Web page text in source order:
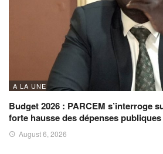
A LA UNE
Budget 2026 : PARCEM s’interroge
forte hausse des dépenses publiques
August 6, 2026